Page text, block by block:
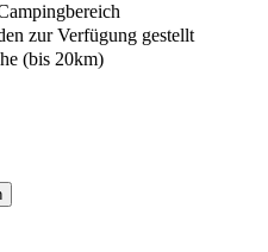
zur Verfügung gestellt
(bis 20km)